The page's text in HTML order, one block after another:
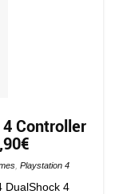
Controller
Playstation 4
DualShock 4